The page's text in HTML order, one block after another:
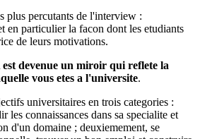
plus percutants de l'interview :
en particulier la facon dont les etudiants
de leurs motivations.
devenue un miroir qui reflete la
vous etes a l'universite.
universitaires en trois categories :
les connaissances dans sa specialite et
d'un domaine ; deuxiemement, se